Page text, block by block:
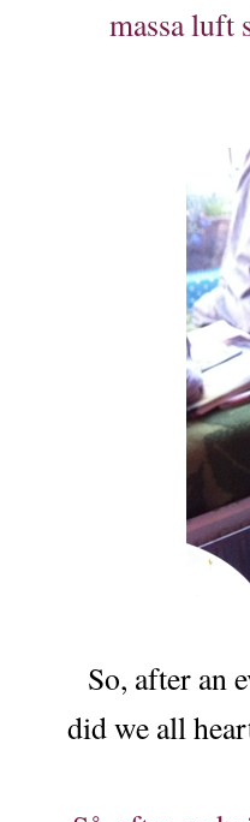
massa luft
So, after an
did we all